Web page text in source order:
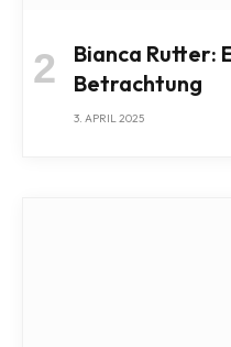
Bianca Rutter:
Betrachtung
3. APRIL 2025